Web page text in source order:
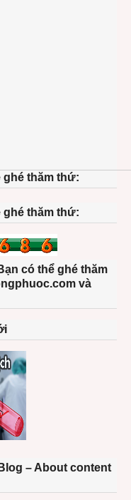
ghé thăm thứ:
ghé thăm thứ:
có thể ghé thăm
và
– About content